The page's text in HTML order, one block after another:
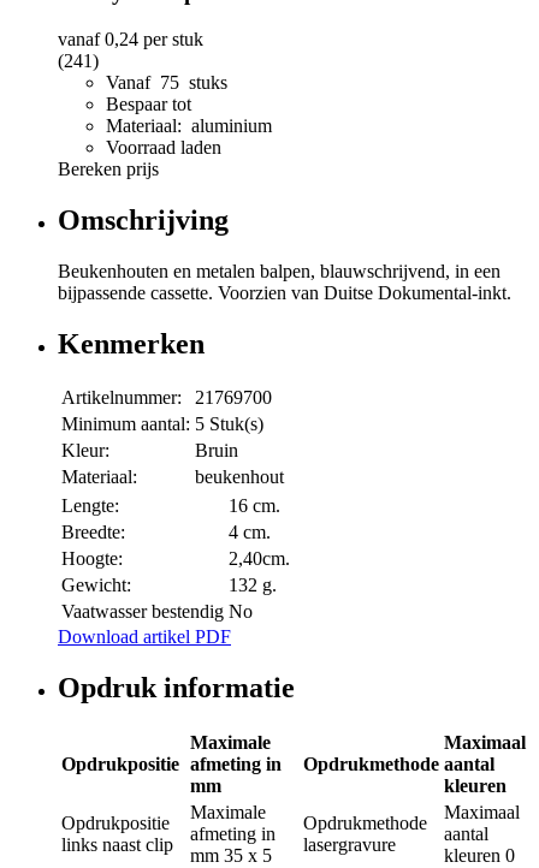
vanaf0,24 per stuk
(241)
Vanaf 75 stuks
Bespaar tot
Materiaal: aluminium
Voorraad laden
Bereken prijs
Omschrijving
Beukenhouten en metalen balpen, blauwschrijvend, in een
bijpassende cassette. Voorzien van Duitse Dokumental-inkt.
Kenmerken
Artikelnummer:
21769700
Minimum aantal: 5 Stuk(s)
Kleur:
Bruin
Materiaal:
beukenhout
Lengte:
16 cm.
Breedte:
4 cm.
Hoogte:
2,40cm.
Gewicht:
132 g.
Vaatwasser bestendig No
Download artikel PDF
Opdruk informatie
Opdrukpositie
Maximale
afmeting in
mm
Opdrukmethode
Maximaal
aantal
kleuren
Opdrukpositie
links naast clip
Maximale
afmeting in
mm 35 x 5
Opdrukmethode
lasergravure
Maximaal
aantal
kleuren 0